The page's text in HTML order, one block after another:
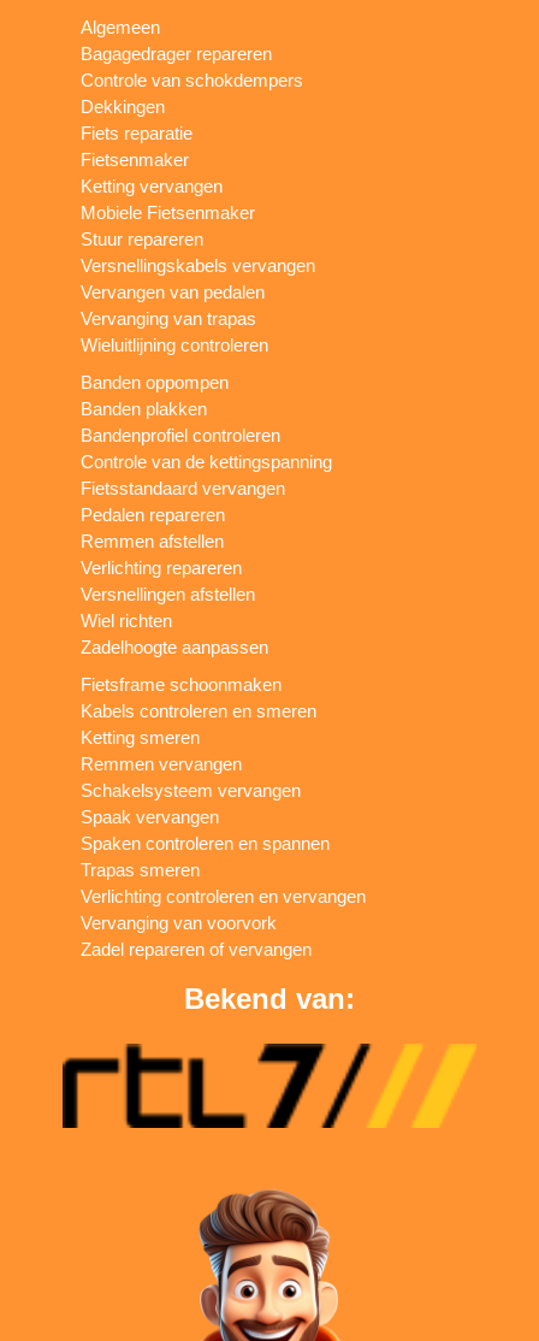
Algemeen
Bagagedrager repareren
Controle van schokdempers
Dekkingen
Fiets reparatie
Fietsenmaker
Ketting vervangen
Mobiele Fietsenmaker
Stuur repareren
Versnellingskabels vervangen
Vervangen van pedalen
Vervanging van trapas
Wieluitlijning controleren
Banden oppompen
Banden plakken
Bandenprofiel controleren
Controle van de kettingspanning
Fietsstandaard vervangen
Pedalen repareren
Remmen afstellen
Verlichting repareren
Versnellingen afstellen
Wiel richten
Zadelhoogte aanpassen
Fietsframe schoonmaken
Kabels controleren en smeren
Ketting smeren
Remmen vervangen
Schakelsysteem vervangen
Spaak vervangen
Spaken controleren en spannen
Trapas smeren
Verlichting controleren en vervangen
Vervanging van voorvork
Zadel repareren of vervangen
Bekend van: